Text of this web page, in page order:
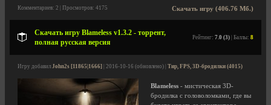
Скачать игру (406.76 Мб.)
Комментариев: 2 | Просмотров: 4175
Скачать игру Blameless v1.3.2 - торрент,
полная русская версия
Рейтинг: 7.0 (3) | Баллы: 8
Игру добавил John2s [11865|1666] | 2016-10-16 (обновлено) | Тир, FPS, 3D-бродилки (4015)
Blameless - мистическая 3D-
бродилка с головоломками, где вы